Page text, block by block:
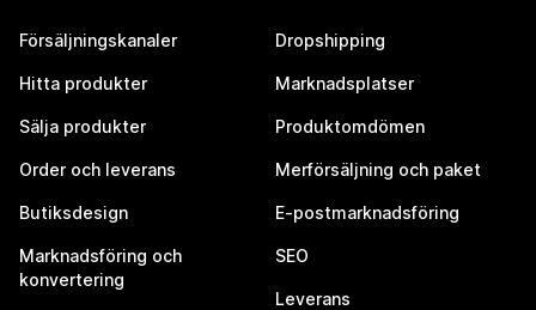
Försäljningskanaler
Hitta produkter
Sälja produkter
Order och leverans
Butiksdesign
Marknadsföring och
konvertering
Dropshipping
Marknadsplatser
Produktomdömen
Merförsäljning och paket
E-postmarknadsföring
SEO
Leverans